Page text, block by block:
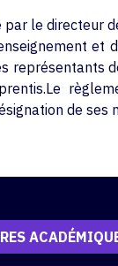
le directeur
de ses